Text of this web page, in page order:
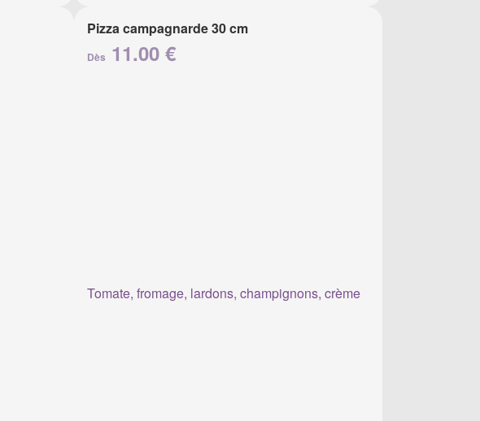
Pizza campagnarde 30 cm
Dès 11.00 €
Tomate, fromage, lardons, champignons, crème